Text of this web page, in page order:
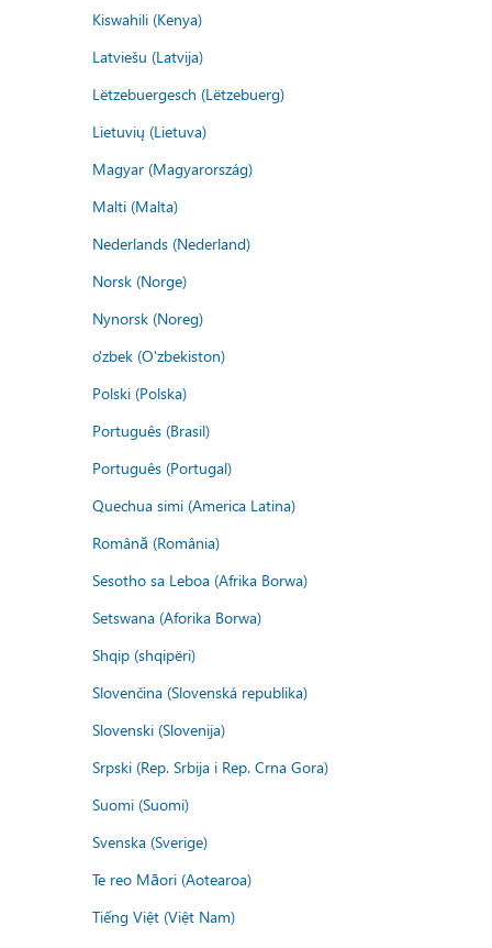
Kiswahili (Kenya)
Latviešu (Latvija)
Lëtzebuergesch (Lëtzebuerg)
Lietuvių (Lietuva)
Magyar (Magyarország)
Malti (Malta)
Nederlands (Nederland)
Norsk (Norge)
Nynorsk (Noreg)
o'zbek (O'zbekiston)
Polski (Polska)
Português (Brasil)
Português (Portugal)
Quechua simi (America Latina)
Română (România)
Sesotho sa Leboa (Afrika Borwa)
Setswana (Aforika Borwa)
Shqip (shqipëri)
Slovenčina (Slovenská republika)
Slovenski (Slovenija)
Srpski (Rep. Srbija i Rep. Crna Gora)
Suomi (Suomi)
Svenska (Sverige)
Te reo Māori (Aotearoa)
Tiếng Việt (Việt Nam)